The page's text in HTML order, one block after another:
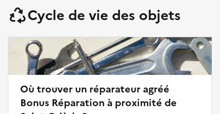
Cycle de vie des objets
Où trouver un réparateur agréé
Bonus Réparation à proximité de